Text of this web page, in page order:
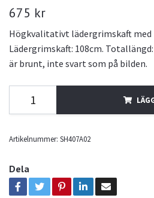
675 kr
Högkvalitativt lädergrimskaft med
Lädergrimskaft: 108cm.
är brunt, inte svart som på bilden.
Artikelnummer: SH407A02
Dela